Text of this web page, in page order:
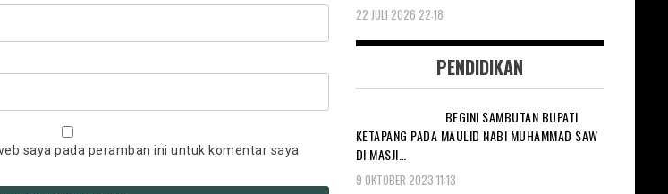
saya pada peramban ini untuk komentar saya
22 JULI 2026 22:18
PENDIDIKAN
BEGINI SAMBUTAN BUPATI
KETAPANG PADA MAULID NABI MUHAMMAD SAW
DI MASJI…
9 OKTOBER 2023 11:13